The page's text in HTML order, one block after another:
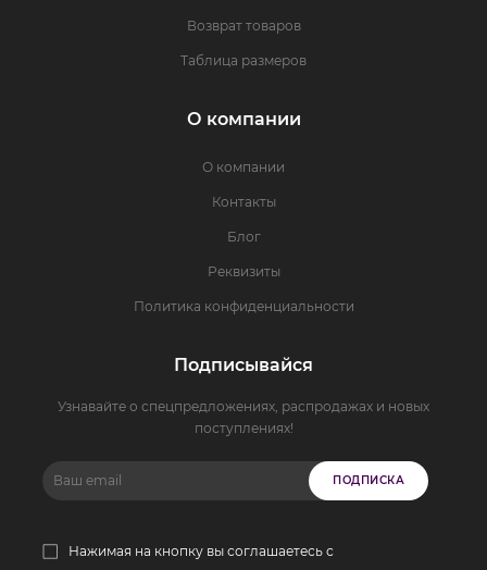
Возврат товаров
Таблица размеров
О компании
О компании
Контакты
Блог
Реквизиты
Политика конфиденциальности
Подписывайся
Узнавайте о спецпредложениях, распродажах и новых
поступлениях!
ПОДПИСКА
Нажимая на кнопку вы соглашаетесь с